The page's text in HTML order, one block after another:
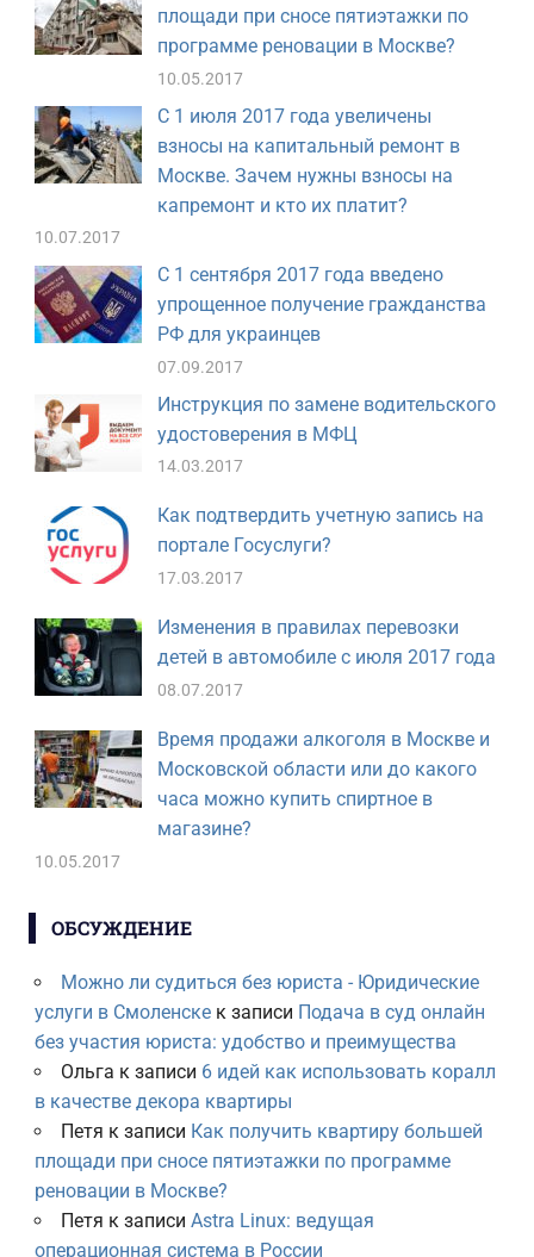
площади при сносе пятиэтажки по
программе реновации в Москве?
10.05.2017
С 1 июля 2017 года увеличены
взносы на капитальный ремонт в
Москве. Зачем нужны взносы на
капремонт и кто их платит?
10.07.2017
С 1 сентября 2017 года введено
упрощенное получение гражданства
РФ для украинцев
07.09.2017
Инструкция по замене водительского
удостоверения в МФЦ
14.03.2017
Как подтвердить учетную запись на
портале Госуслуги?
17.03.2017
Изменения в правилах перевозки
детей в автомобиле с июля 2017 года
08.07.2017
Время продажи алкоголя в Москве и
Московской области или до какого
часа можно купить спиртное в
магазине?
10.05.2017
ОБСУЖДЕНИЕ
Можно ли судиться без юриста - Юридические
услуги в Смоленскек записи Подача в суд онлайн
без участия юриста: удобство и преимущества
Ольга к записи 6 идей как использовать коралл
в качестве декора квартиры
Петя к записи Как получить квартиру большей
площади при сносе пятиэтажки по программе
реновации в Москве?
Петя к записи Astra Linux: ведущая
операционная система в России